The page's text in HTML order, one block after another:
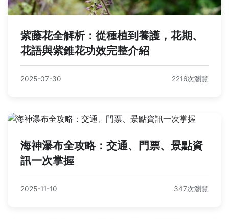
紫藤花全解析：從種植到養護，花期、
花語與紫錐花功效完整介紹
2025-07-30 2216次瀏覽
海神瀑布全攻略：交通、門票、景點資
訊一次掌握
2025-11-10 347次瀏覽